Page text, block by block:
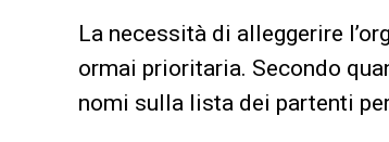
La necessità di alleggerire
ormai prioritaria. Secondo
nomi sulla lista dei partenti